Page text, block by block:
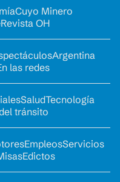
Cuyo Minero
Revista OH
Argentina
las redes
SaludTecnología
tránsito
EmpleosServicios
Edictos